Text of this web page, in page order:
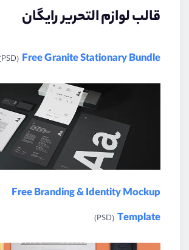
قالب لوازم التحریر رایگان
Free Granite Stationary Bundle
Free Branding & Identity Mockup
Template
(PSD)